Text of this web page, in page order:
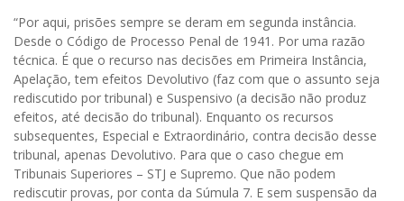
“Por aqui, prisões sempre se deram em segunda instância.
Desde o Código de Processo Penal de 1941. Por uma razão
técnica. É que o recurso nas decisões em Primeira Instância,
Apelação, tem efeitos Devolutivo (faz com que o assunto seja
rediscutido por tribunal) e Suspensivo (a decisão não produz
efeitos, até decisão do tribunal). Enquanto os recursos
subsequentes, Especial e Extraordinário, contra decisão desse
tribunal, apenas Devolutivo. Para que o caso chegue em
Tribunais Superiores – STJ e Supremo. Que não podem
rediscutir provas, por conta da Súmula 7. E sem suspensão da